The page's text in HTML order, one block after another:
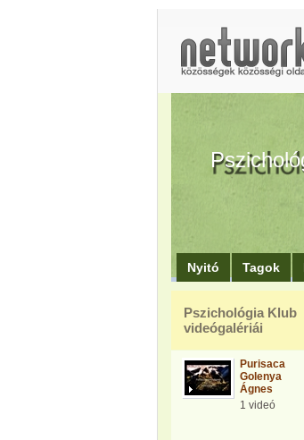
Nyitó Tagok
Pszichológia Klub
videógalériái
Purisaca
Golenya
Ágnes
1 videó